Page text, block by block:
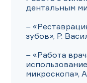
дентальным
–
зубов», Р.
– «Работа
микроскопа»,